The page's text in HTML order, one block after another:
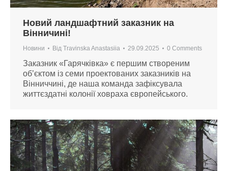
Новий ландшафтний заказник на
Вінничині!
Новини Від Travinska Anastasiia 29.09.2025 0 Comments
Заказник «Гарячківка» є першим створеним
об’єктом із семи проектованих заказників на
Вінниччині, де наша команда зафіксувала
життєздатні колонії ховраха європейського.